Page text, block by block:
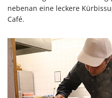
nebenan eine leckere
Café.